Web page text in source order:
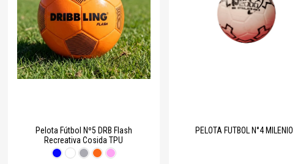
Pelota Fútbol Nº5 DRB Flash
Recreativa Cosida TPU
PELOTA FUTBOL N°4 MILENIO